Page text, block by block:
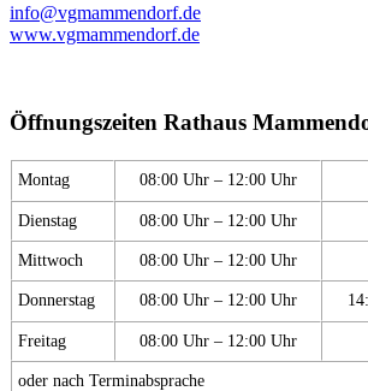
info@vgmammendorf.de
www.vgmammendorf.de
Öffnungszeiten Rathaus
Montag 08:00 Uhr – 12:00 Uhr
Dienstag 08:00 Uhr – 12:00 Uhr
Mittwoch 08:00 Uhr – 12:00 Uhr
Donnerstag 08:00 Uhr – 12:00 Uhr
Freitag 08:00 Uhr – 12:00 Uhr
oder nach Terminabsprache